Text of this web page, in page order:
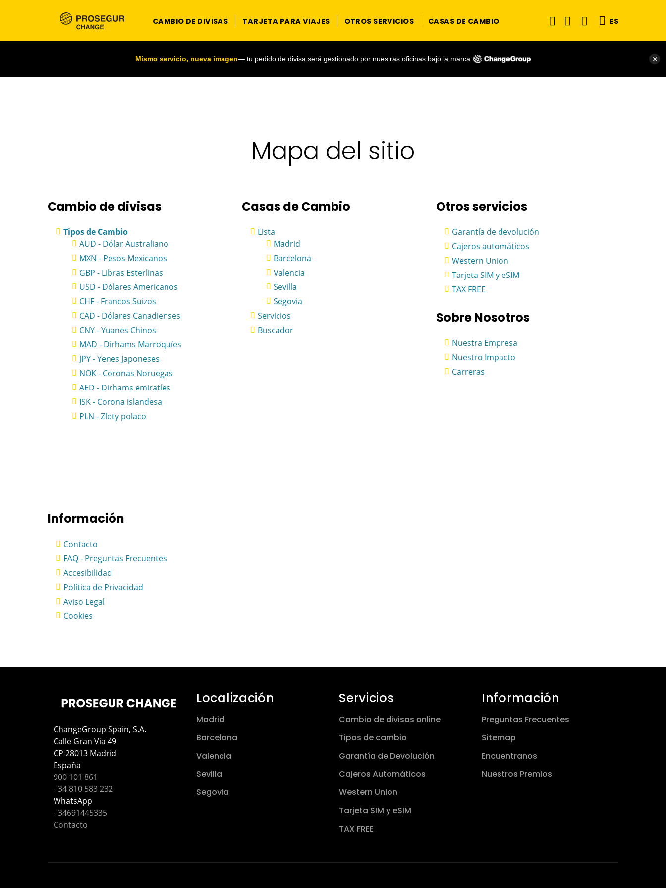
CAMBIO DE DIVISAS TARJETA PARA VIAJES OTROS SERVICIOS CASAS DE CAMBIO ES
Mismo servicio, nueva imagen— tu pedido de divisa será gestionado por nuestras oficinas bajo la marca ✕
Mapa del sitio
Cambio de divisas
Tipos de Cambio
AUD - Dólar Australiano
MXN - Pesos Mexicanos
GBP - Libras Esterlinas
USD - Dólares Americanos
CHF - Francos Suizos
CAD - Dólares Canadienses
CNY - Yuanes Chinos
MAD - Dirhams Marroquíes
JPY - Yenes Japoneses
NOK - Coronas Noruegas
AED - Dirhams emiratíes
ISK - Corona islandesa
PLN - Zloty polaco
Casas de Cambio
Lista
Madrid
Barcelona
Valencia
Sevilla
Segovia
Servicios
Buscador
Otros servicios
Garantía de devolución
Cajeros automáticos
Western Union
Tarjeta SIM y eSIM
TAX FREE
Sobre Nosotros
Nuestra Empresa
Nuestro Impacto
Carreras
Información
Contacto
FAQ - Preguntas Frecuentes
Accesibilidad
Política de Privacidad
Aviso Legal
Cookies
ChangeGroup Spain, S.A.
Calle Gran Via 49
CP 28013 Madrid
España
900 101 861
+34 810 583 232
WhatsApp
+34691445335
Contacto
Localización
Madrid
Barcelona
Valencia
Sevilla
Segovia
Servicios
Cambio de divisas online
Tipos de cambio
Garantía de Devolución
Cajeros Automáticos
Western Union
Tarjeta SIM y eSIM
TAX FREE
Información
Preguntas Frecuentes
Sitemap
Encuentranos
Nuestros Premios